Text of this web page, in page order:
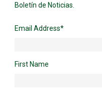
Boletín de Noticias.
Email Address*
First Name